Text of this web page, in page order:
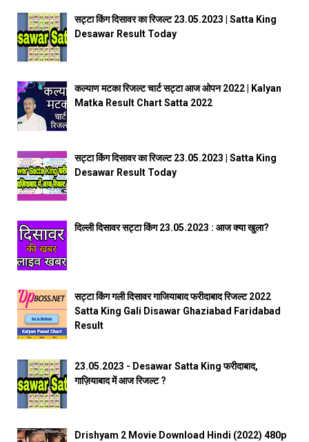
सट्टा किंग दिसावर का रिजल्ट 23.05.2023 | Satta King
Desawar Result Today
कल्याण मटका रिजल्ट चार्ट सट्टा आज ओपन 2022 | Kalyan
Matka Result Chart Satta 2022
सट्टा किंग दिसावर का रिजल्ट 23.05.2023 | Satta King
Desawar Result Today
दिल्ली दिसावर सट्टा किंग 23.05.2023 : आज क्या खुला?
सट्टा किंग गली दिसावर गाजियाबाद फरीदाबाद रिजल्ट 2022
Satta King Gali Disawar Ghaziabad Faridabad
Result
23.05.2023 - Desawar Satta King फरीदाबाद,
गाज़ियाबाद में आज रिजल्ट ?
Drishyam 2 Movie Download Hindi (2022) 480p